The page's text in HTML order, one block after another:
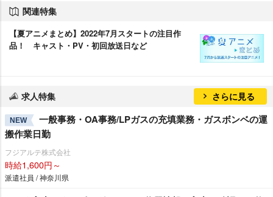
関連特集
【夏アニメまとめ】2022年7月スタートの注目作
品！ キャスト・PV・初回放送日など
求人特集 さらに見る
NEW
一般事務・OA事務/LPガスの充填業務・ガスボンベの運
搬作業日勤
フジアルテ株式会社
時給1,600円～
派遣社員 / 神奈川県